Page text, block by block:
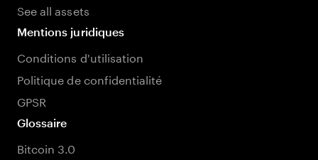
See all assets
Mentions juridiques
Conditions d'utilisation
Politique de confidentialité
GPSR
Glossaire
Bitcoin 3.0